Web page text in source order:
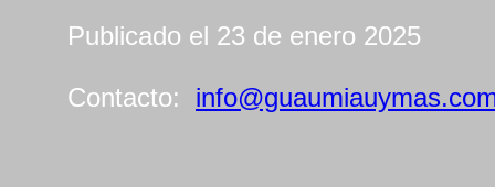
Publicado el 23 de enero 2025
Contacto: